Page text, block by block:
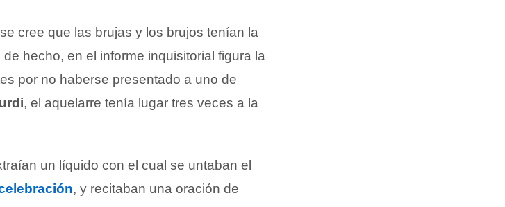
cree que las brujas y los brujos tenían la
hecho, en el informe inquisitorial figura la
por no haberse presentado a uno de
, el aquelarre tenía lugar tres veces a la
un líquido con el cual se untaban el
, y recitaban una oración de